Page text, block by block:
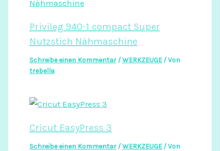
Privileg 940-1 compact Super
Nutzstich Nähmaschine
Schreibe einen Kommentar /WERKZEUGE/ Von
trebella
Cricut EasyPress 3
Schreibe einen Kommentar /WERKZEUGE/ Von